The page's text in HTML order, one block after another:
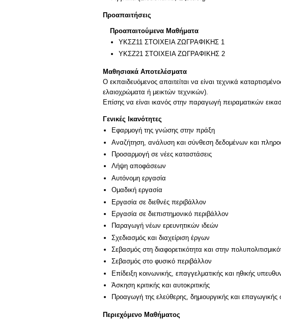
Προαπαιτήσεις
Προαπαιτούμενα Μαθήματα
ΥΚΣΖ11 ΣΤΟΙΧΕΙΑ ΖΩΓΡΑΦΙΚΗΣ 1
ΥΚΣΖ21 ΣΤΟΙΧΕΙΑ ΖΩΓΡΑΦΙΚΗΣ 2
Μαθησιακά Αποτελέσματα
Ο εκπαιδευόμενος απαιτείται να είναι τεχνικά
ελαιοχρώματα ή μεικτών τεχνικών).
Επίσης να είναι ικανός στην παραγωγή πειραματικών
Γενικές Ικανότητες
Εφαρμογή της γνώσης στην πράξη
Αναζήτηση, ανάλυση και σύνθεση δεδομένων και
Προσαρμογή σε νέες καταστάσεις
Λήψη αποφάσεων
Αυτόνομη εργασία
Ομαδική εργασία
Εργασία σε διεθνές περιβάλλον
Εργασία σε διεπιστημονικό περιβάλλον
Παραγωγή νέων ερευνητικών ιδεών
Σχεδιασμός και διαχείριση έργων
Σεβασμός στη διαφορετικότητα και στην
Σεβασμός στο φυσικό περιβάλλον
Επίδειξη κοινωνικής, επαγγελματικής και ηθικής
Άσκηση κριτικής και αυτοκριτικής
Προαγωγή της ελεύθερης, δημιουργικής και επαγωγικής
Περιεχόμενο Μαθήματος